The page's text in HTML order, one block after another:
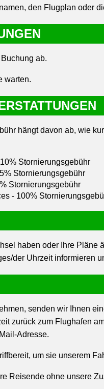
den Flugplan oder
ab.
warten.
hängt davon ab, wie
Stornierungsgebühr
Stornierungsgebühr
Stornierungsgebühr
- 100%
haben oder Ihre Pläne
der Uhrzeit informieren
senden wir Ihnen
zurück zum Flughafen
Adresse.
um sie unserem
Reisende ohne unsere